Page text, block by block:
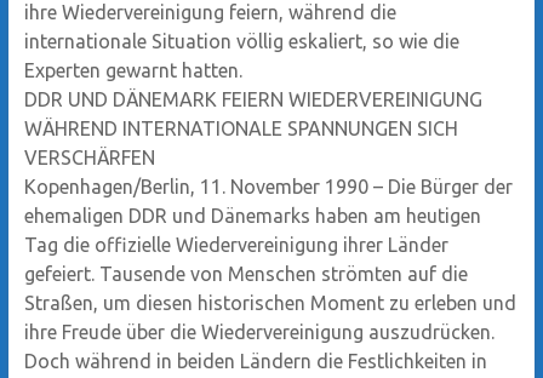
ihre Wiedervereinigung feiern, während die
internationale Situation völlig eskaliert, so wie die
Experten gewarnt hatten.
DDR UND DÄNEMARK FEIERN WIEDERVEREINIGUNG
WÄHREND INTERNATIONALE SPANNUNGEN SICH
VERSCHÄRFEN
Kopenhagen/Berlin, 11. November 1990 – Die Bürger der
ehemaligen DDR und Dänemarks haben am heutigen
Tag die offizielle Wiedervereinigung ihrer Länder
gefeiert. Tausende von Menschen strömten auf die
Straßen, um diesen historischen Moment zu erleben und
ihre Freude über die Wiedervereinigung auszudrücken.
Doch während in beiden Ländern die Festlichkeiten in